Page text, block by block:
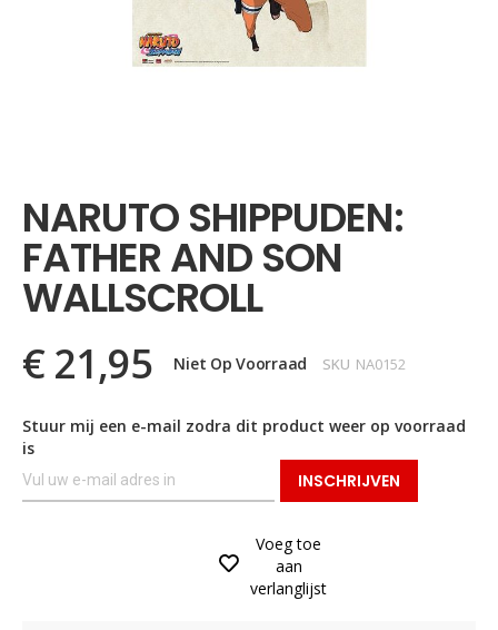
begin
van
de
afbeeldingen-
gallerij
NARUTO SHIPPUDEN:
FATHER AND SON
WALLSCROLL
€ 21,95 Niet Op Voorraad SKU NA0152
Stuur mij een e-mail zodra dit product weer op voorraad
is
INSCHRIJVEN
Voeg toe
aan
verlanglijst